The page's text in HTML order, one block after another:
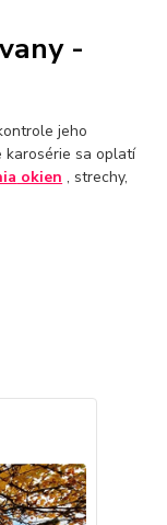
-
jeho
karosérie sa oplatí
okien , strechy,